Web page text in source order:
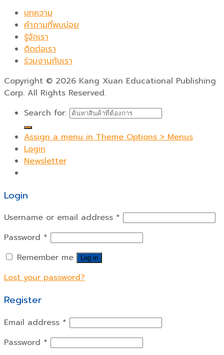
บทความ
คำถามที่พบบ่อย
รู้จักเรา
ติดต่อเรา
ร่วมงานกับเรา
Copyright © 2026 Kang Xuan Educational Publishing
Corp. All Rights Reserved.
Search for:
Assign a menu in Theme Options > Menus
Login
Newsletter
Login
Username or email address *
Password *
Remember me
Log in
Lost your password?
Register
Email address *
Password *